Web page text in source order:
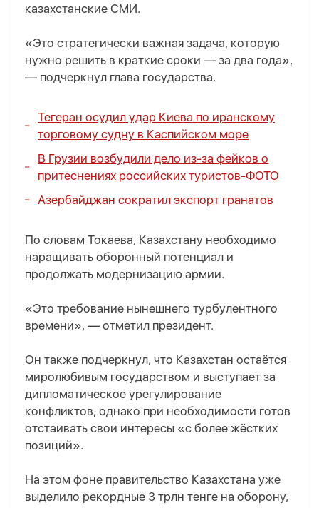
казахстанские СМИ.
«Это стратегически важная задача, которую
нужно решить в краткие сроки — за два года»,
— подчеркнул глава государства.
Тегеран осудил удар Киева по иранскому
торговому судну в Каспийском море
В Грузии возбудили дело из-за фейков о
притеснениях российских туристов-ФОТО
Азербайджан сократил экспорт гранатов
По словам Токаева, Казахстану необходимо
наращивать оборонный потенциал и
продолжать модернизацию армии.
«Это требование нынешнего турбулентного
времени», — отметил президент.
Он также подчеркнул, что Казахстан остаётся
миролюбивым государством и выступает за
дипломатическое урегулирование
конфликтов, однако при необходимости готов
отстаивать свои интересы «с более жёстких
позиций».
На этом фоне правительство Казахстана уже
выделило рекордные 3 трлн тенге на оборону,